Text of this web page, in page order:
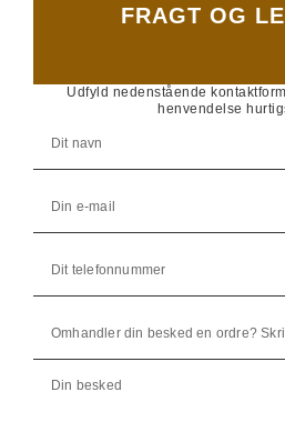
FRAGT OG
Udfyld nedenstående
henvendelse